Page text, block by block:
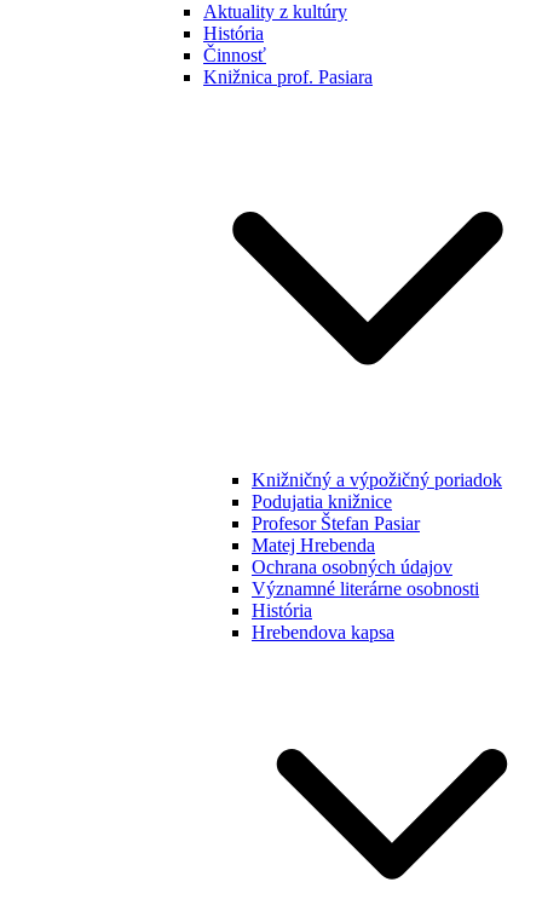
Aktuality z kultúry
História
Činnosť
Knižnica prof. Pasiara
Knižničný a výpožičný poriadok
Podujatia knižnice
Profesor Štefan Pasiar
Matej Hrebenda
Ochrana osobných údajov
Významné literárne osobnosti
História
Hrebendova kapsa